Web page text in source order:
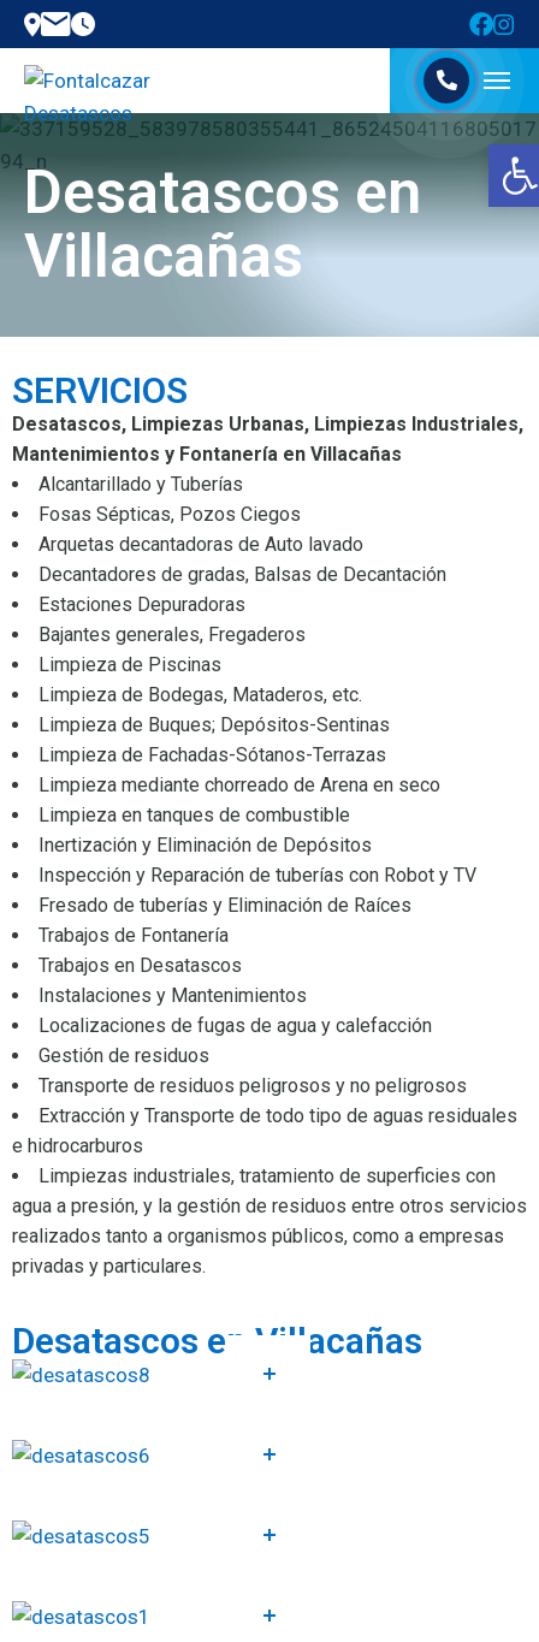
Abrir barra de herramientas
Desatascos en
Villacañas
SERVICIOS
Desatascos, Limpiezas Urbanas, Limpiezas Industriales,
Mantenimientos y Fontanería en Villacañas
Alcantarillado y Tuberías
Fosas Sépticas, Pozos Ciegos
Arquetas decantadoras de Auto lavado
Decantadores de gradas, Balsas de Decantación
Estaciones Depuradoras
Bajantes generales, Fregaderos
Limpieza de Piscinas
Limpieza de Bodegas, Mataderos, etc.
Limpieza de Buques; Depósitos-Sentinas
Limpieza de Fachadas-Sótanos-Terrazas
Limpieza mediante chorreado de Arena en seco
Limpieza en tanques de combustible
Inertización y Eliminación de Depósitos
Inspección y Reparación de tuberías con Robot y TV
Fresado de tuberías y Eliminación de Raíces
Trabajos de Fontanería
Trabajos en Desatascos
Instalaciones y Mantenimientos
Localizaciones de fugas de agua y calefacción
Gestión de residuos
Transporte de residuos peligrosos y no peligrosos
Extracción y Transporte de todo tipo de aguas residuales
e hidrocarburos
Limpiezas industriales, tratamiento de superficies con
agua a presión, y la gestión de residuos entre otros servicios
realizados tanto a organismos públicos, como a empresas
privadas y particulares.
Desatascos en Villacañas